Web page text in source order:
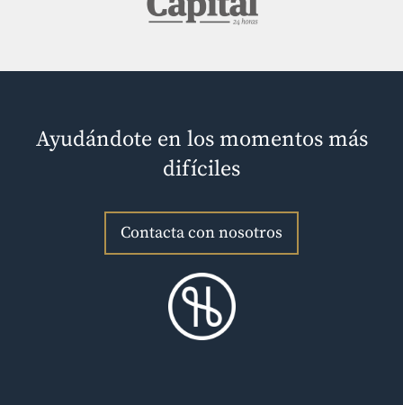
Ayudándote en los momentos más
difíciles
Contacta con nosotros